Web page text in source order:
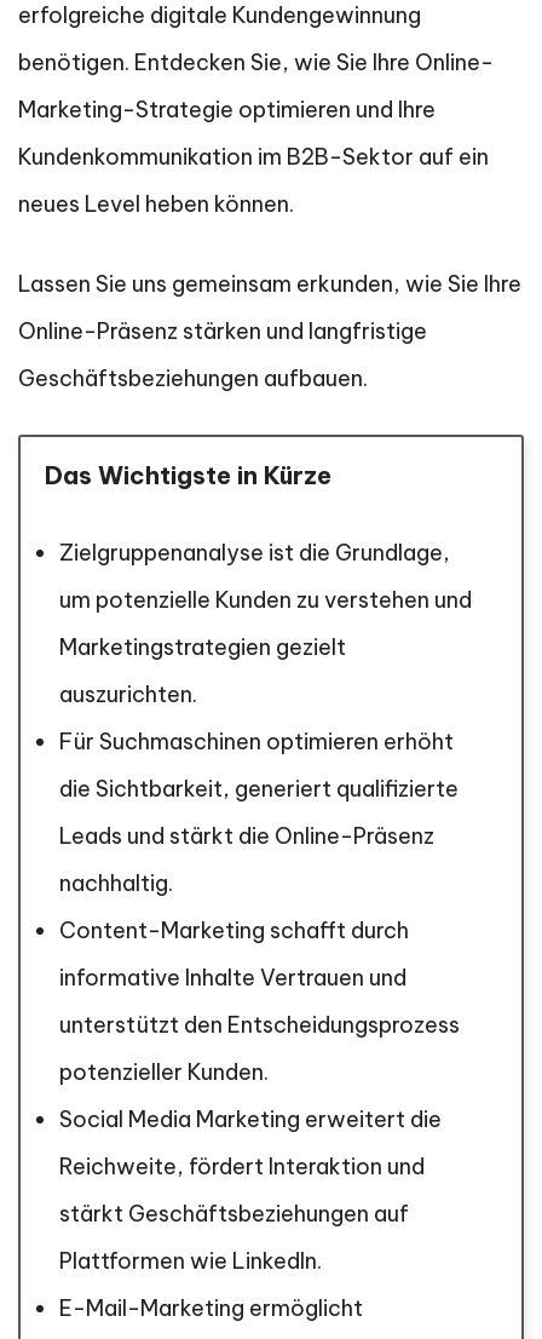
erfolgreiche digitale Kundengewinnung
benötigen. Entdecken Sie, wie Sie Ihre Online-
Marketing-Strategie optimieren und Ihre
Kundenkommunikation im B2B-Sektor auf ein
neues Level heben können.
Lassen Sie uns gemeinsam erkunden, wie Sie Ihre
Online-Präsenz stärken und langfristige
Geschäftsbeziehungen aufbauen.
Das Wichtigste in Kürze
Zielgruppenanalyse ist die Grundlage,
um potenzielle Kunden zu verstehen und
Marketingstrategien gezielt
auszurichten.
Für Suchmaschinen optimieren erhöht
die Sichtbarkeit, generiert qualifizierte
Leads und stärkt die Online-Präsenz
nachhaltig.
Content-Marketing schafft durch
informative Inhalte Vertrauen und
unterstützt den Entscheidungsprozess
potenzieller Kunden.
Social Media Marketing erweitert die
Reichweite, fördert Interaktion und
stärkt Geschäftsbeziehungen auf
Plattformen wie LinkedIn.
E-Mail-Marketing ermöglicht